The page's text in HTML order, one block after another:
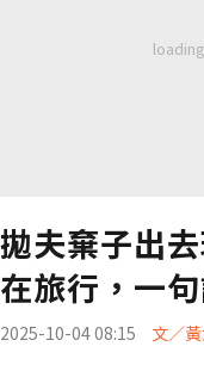
拋夫棄子出
在旅行，一
2025-10-04 08:15 文／